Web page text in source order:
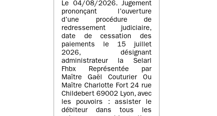
Le 04/08/2026. Jugement
prononçant l’ouverture
d’une procédure de
redressement judiciaire,
date de cessation des
paiements le 15 juillet
2026, désignant
administrateur la Selarl
Fhbx Représentée par
Maître Gaël Couturier Ou
Maître Charlotte Fort 24 rue
Childebert 69002 Lyon, avec
les pouvoirs : assister le
débiteur dans tous les